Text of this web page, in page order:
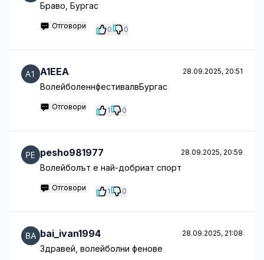
Браво, Бургас
Отговори 0 0
A1EEA 28.09.2025, 20:51
ВолейболеннфестивалвБургас
Отговори 1 0
pesho981977 28.09.2025, 20:59
Волейболът е най-добриат спорт
Отговори 1 0
bai_ivan1994 28.09.2025, 21:08
Здравей, волейболни фенове